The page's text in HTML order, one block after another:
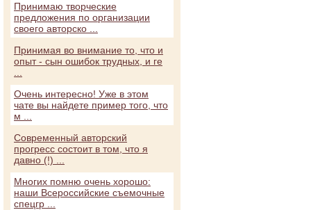
Принимаю творческие
предложения по организации
своего авторско ...
Принимая во внимание то, что и
опыт - сын ошибок трудных, и ге
Очень интересно! Уже в этом
чате вы найдете пример того, что
м ...
Современный авторский
прогресс состоит в том, что я
давно (!) ...
Многих помню очень хорошо:
наши Всероссийские съемочные
спецгр ...